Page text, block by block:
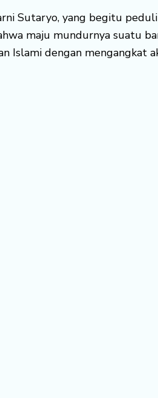
Sutaryo, yang begitu
maju mundurnya suatu
Islami dengan mengangkat